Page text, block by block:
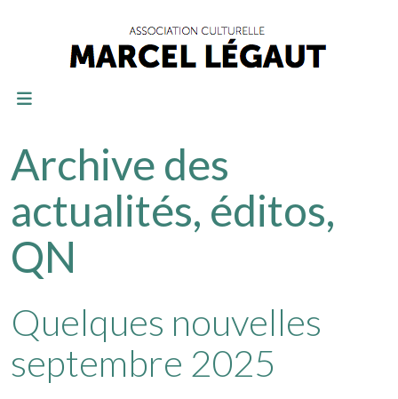
Archive des
actualités, éditos,
QN
Quelques nouvelles
septembre 2025